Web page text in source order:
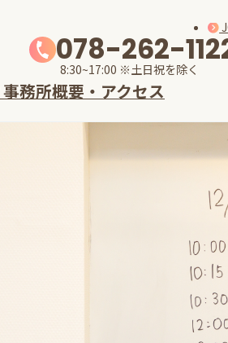
078-262-
8:30~17:00 ※土日祝を除く
事務所概要・アクセス